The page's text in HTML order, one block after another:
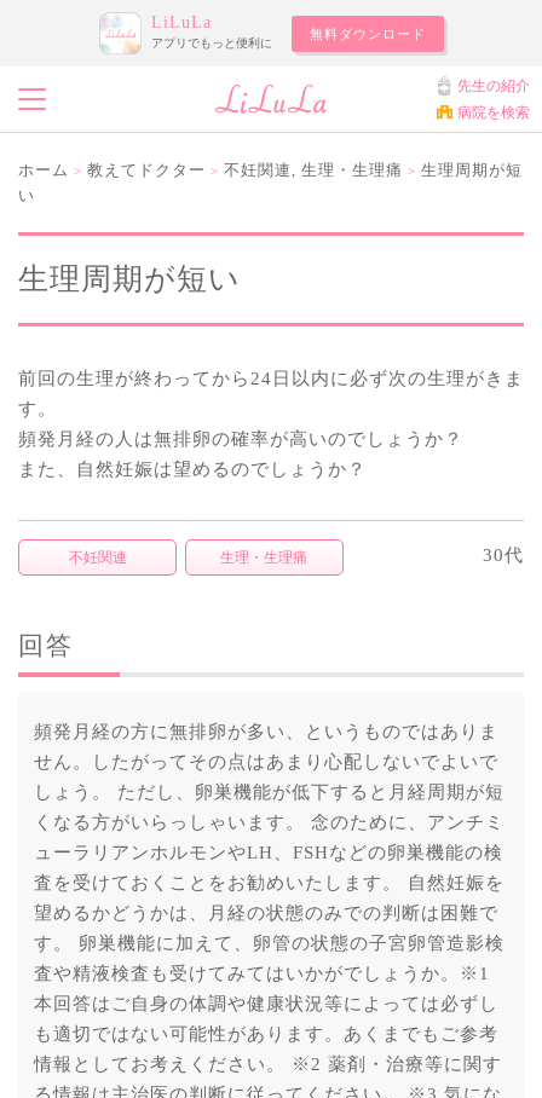
LiLuLa
アプリでもっと便利に
無料ダウンロード
先生の紹介
病院を検索
ホーム > 教えてドクター > 不妊関連 , 生理・生理痛 > 生理周期が短
い
生理周期が短い
前回の生理が終わってから24日以内に必ず次の生理がきま
す。
頻発月経の人は無排卵の確率が高いのでしょうか？
また、自然妊娠は望めるのでしょうか？
不妊関連 生理・生理痛 30代
回答
頻発月経の方に無排卵が多い、というものではありま
せん。したがってその点はあまり心配しないでよいで
しょう。 ただし、卵巣機能が低下すると月経周期が短
くなる方がいらっしゃいます。 念のために、アンチミ
ューラリアンホルモンやLH、FSHなどの卵巣機能の検
査を受けておくことをお勧めいたします。 自然妊娠を
望めるかどうかは、月経の状態のみでの判断は困難で
す。 卵巣機能に加えて、卵管の状態の子宮卵管造影検
査や精液検査も受けてみてはいかがでしょうか。※1
本回答はご自身の体調や健康状況等によっては必ずし
も適切ではない可能性があります。あくまでもご参考
情報としてお考えください。 ※2 薬剤・治療等に関す
る情報は主治医の判断に従ってください。 ※3 気にな